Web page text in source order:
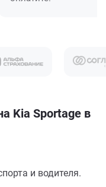
Kia Sportage в
и водителя.